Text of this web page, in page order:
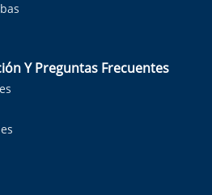
Y Preguntas Frecuentes